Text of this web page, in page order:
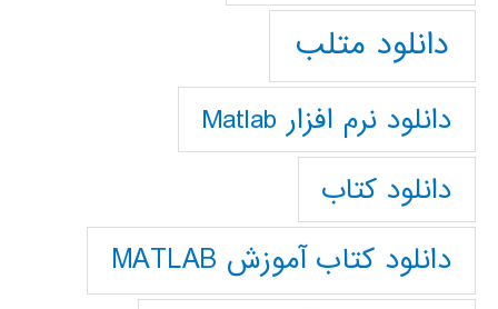
دانلود متلب
دانلود نرم افزار Matlab
دانلود کتاب
دانلود کتاب آموزش MATLAB